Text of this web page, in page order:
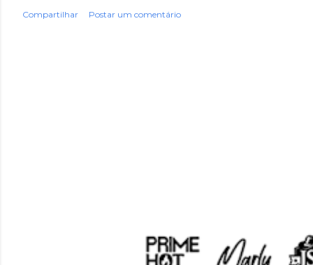
Compartilhar Postar um comentário